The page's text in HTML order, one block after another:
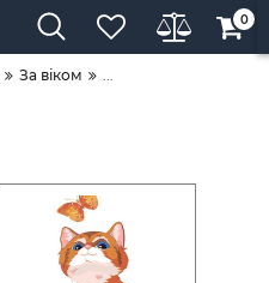
0
За віком ...